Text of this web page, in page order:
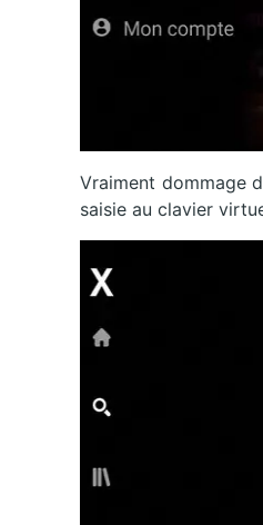
Vraiment dommage
saisie au clavier